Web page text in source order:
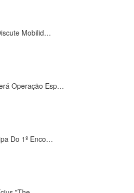
Mobilid…
Operação Esp…
Do 1º Enco…